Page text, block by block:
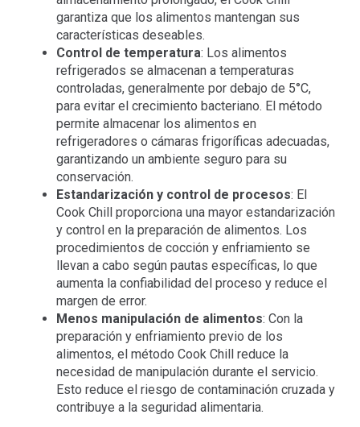
garantiza que los alimentos mantengan sus
características deseables.
Control de temperatura: Los alimentos
refrigerados se almacenan a temperaturas
controladas, generalmente por debajo de 5°C,
para evitar el crecimiento bacteriano. El método
permite almacenar los alimentos en
refrigeradores o cámaras frigoríficas adecuadas,
garantizando un ambiente seguro para su
conservación.
Estandarización y control de procesos: El
Cook Chill proporciona una mayor estandarización
y control en la preparación de alimentos. Los
procedimientos de cocción y enfriamiento se
llevan a cabo según pautas específicas, lo que
aumenta la confiabilidad del proceso y reduce el
margen de error.
Menos manipulación de alimentos: Con la
preparación y enfriamiento previo de los
alimentos, el método Cook Chill reduce la
necesidad de manipulación durante el servicio.
Esto reduce el riesgo de contaminación cruzada y
contribuye a la seguridad alimentaria.